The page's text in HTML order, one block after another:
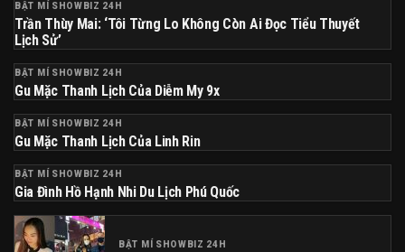
BẬT MÍ SHOWBIZ 24H
Trần Thùy Mai: ‘Tôi Từng Lo Không Còn Ai Đọc Tiểu Thuyết
Lịch Sử’
BẬT MÍ SHOWBIZ 24H
Gu Mặc Thanh Lịch Của Diễm My 9x
BẬT MÍ SHOWBIZ 24H
Gu Mặc Thanh Lịch Của Linh Rin
BẬT MÍ SHOWBIZ 24H
Gia Đình Hồ Hạnh Nhi Du Lịch Phú Quốc
BẬT MÍ SHOWBIZ 24H